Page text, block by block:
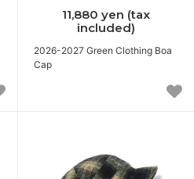
11,880 yen (tax
included)
2026-2027 Green Clothing Boa
Cap